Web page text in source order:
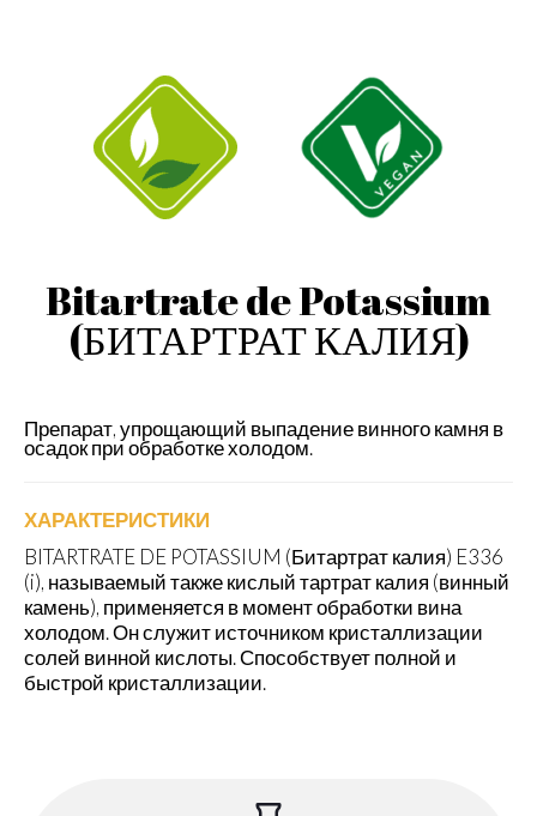
Bitartrate de Potassium
(БИТАРТРАТ КАЛИЯ)
Препарат, упрощающий выпадение винного камня в
осадок при обработке холодом.
ХАРАКТЕРИСТИКИ
BITARTRATE DE POTASSIUM (Битартрат калия) E336
(i), называемый также кислый тартрат калия (винный
камень), применяется в момент обработки вина
холодом. Он служит источником кристаллизации
солей винной кислоты. Способствует полной и
быстрой кристаллизации.